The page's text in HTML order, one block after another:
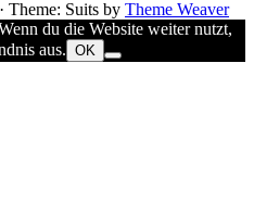
· Theme: Suits by Theme Weaver
du die Website weiter nutzt,
aus. OK